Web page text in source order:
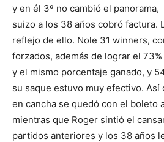
y en él 3º no cambió el
suizo a los 38 años cobró factura.
reflejo de ello. Nole 31 winners,
forzados, además de lograr el
y el mismo porcentaje ganado, y
su saque estuvo muy efectivo.
en cancha se quedó con el boleto
mientras que Roger sintió el
partidos anteriores y los 38 años